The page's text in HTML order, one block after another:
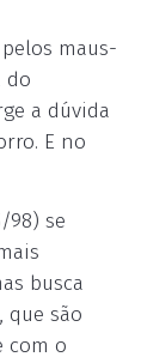
maus-
do
a dúvida
E no
98) se
busca
que são
com o